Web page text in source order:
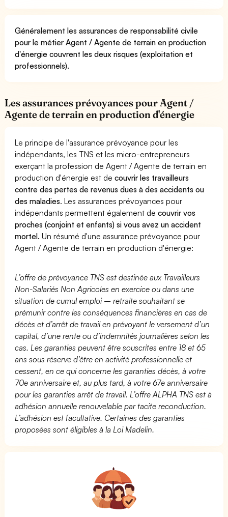
Généralement les assurances de responsabilité civile
pour le métier Agent / Agente de terrain en production
d'énergie couvrent les deux risques (exploitation et
professionnels).
Les assurances prévoyances pour Agent /
Agente de terrain en production d'énergie
Le principe de l'assurance prévoyance pour les
indépendants, les TNS et les micro-entrepreneurs
exerçant la profession de Agent / Agente de terrain en
production d'énergie est decouvrir les travailleurs
contre des pertes de revenus dues à des accidents ou
des maladies. Les assurances prévoyances pour
indépendants permettent également decouvrir vos
proches (conjoint et enfants) si vous avez un accident
mortel. Un résumé d'une assurance prévoyance pour
Agent / Agente de terrain en production d'énergie:
L’offre de prévoyance TNS est destinée aux Travailleurs
Non-Salariés Non Agricoles en exercice ou dans une
situation de cumul emploi – retraite souhaitant se
prémunir contre les conséquences financières en cas de
décès et d’arrêt de travail en prévoyant le versement d’un
capital, d’une rente ou d’indemnités journalières selon les
cas. Les garanties peuvent être souscrites entre 18 et 65
ans sous réserve d’être en activité professionnelle et
cessent, en ce qui concerne les garanties décès, à votre
70e anniversaire et, au plus tard, à votre 67e anniversaire
pour les garanties arrêt de travail. L’offre ALPHA TNS est à
adhésion annuelle renouvelable par tacite reconduction.
L’adhésion est facultative. Certaines des garanties
proposées sont éligibles à la Loi Madelin.